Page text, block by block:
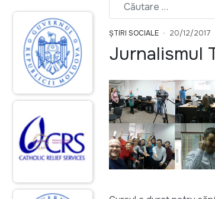
ȘTIRI SOCIALE 20/12/2017
Jurnalismul